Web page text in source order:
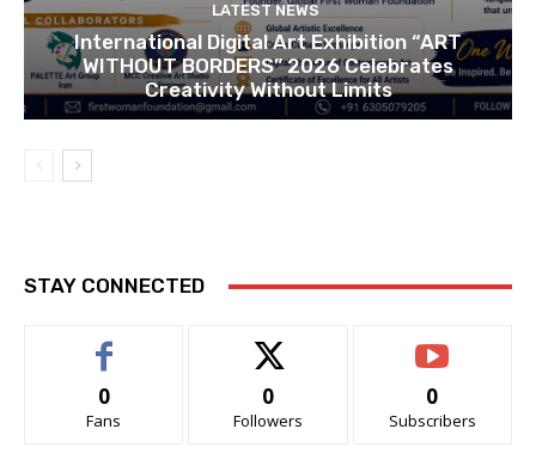
LATEST NEWS
International Digital Art Exhibition “ART
WITHOUT BORDERS” 2026 Celebrates
Creativity Without Limits
STAY CONNECTED
0
Fans
0
Followers
0
Subscribers